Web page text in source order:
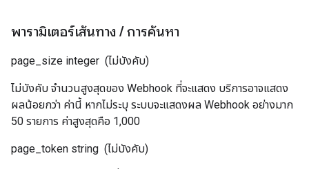
พารามิเตอร์เส้นทาง /การค้นหา
page_size integer (ไม่บังคับ)
ไม่บังคับ จำนวนสูงสุดของ Webhook ที่จะแสดง บริการอาจแสดง
ผลน้อยกว่า ค่านี้ หากไม่ระบุ ระบบจะแสดงผล Webhook อย่างมาก
50 รายการ ค่าสูงสุดคือ 1,000
page_token string (ไม่บังคับ)